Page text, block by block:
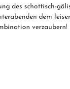
des schottisch-
dem
verzaubern!